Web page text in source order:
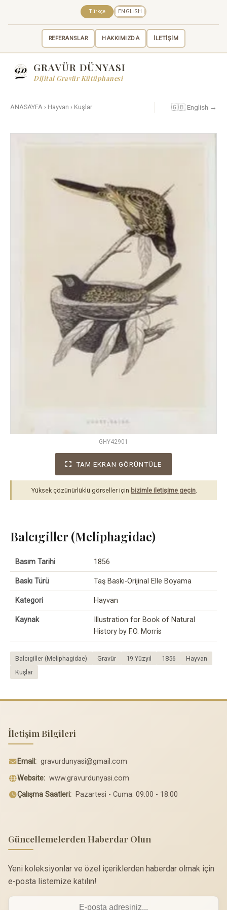
REFERANSLAR HAKKIMIZDA İLETİŞİM
Türkçe ENGLISH
GRAVÜR DÜNYASI
Dijital Gravür Kütüphanesi
ANASAYFA › Hayvan › Kuşlar 🇬🇧 English →
GHY42901
TAM EKRAN GÖRÜNTÜLE
Yüksek çözünürlüklü görseller için bizimle iletişime geçin.
Balcıgiller (Meliphagidae)
Basım Tarihi 1856
Baskı Türü Taş Baskı-Orijinal Elle Boyama
Kategori Hayvan
Kaynak
Illustration for Book of Natural
History by F.O. Morris
Balcıgiller (Meliphagidae) Gravür 19.Yüzyıl 1856
Hayvan
Kuşlar
İletişim Bilgileri
Email: gravurdunyasi@gmail.com
Website: www.gravurdunyasi.com
Çalışma Saatleri: Pazartesi - Cuma: 09:00 - 18:00
Güncellemelerden Haberdar Olun
Yeni koleksiyonlar ve özel içeriklerden haberdar olmak için
e-posta listemize katılın!